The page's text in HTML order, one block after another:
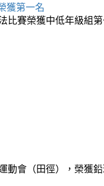
獲第一名
比賽榮獲中低年級組
動會（田徑），榮獲